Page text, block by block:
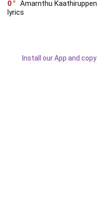
0
Amarnthu
lyrics
Install our App and copy